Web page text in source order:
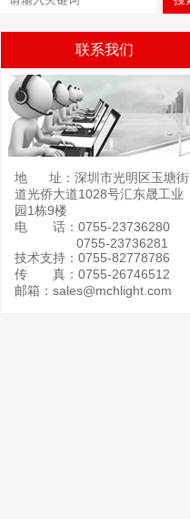
联系我们
地 址：深圳市光明区玉塘街
道光侨大道1028号汇东晟工业
园1栋9楼
电 话：0755-23736280
0755-23736281
技术支持：0755-82778786
传 真：0755-26746512
邮箱：sales@mchlight.com